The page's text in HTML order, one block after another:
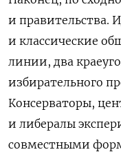
и правительства.
и классические
линии, два
избирательного
Консерваторы,
и либералы
совместными